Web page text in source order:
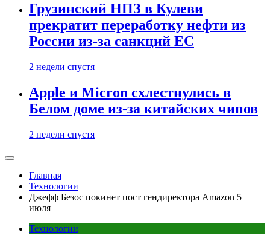
Грузинский НПЗ в Кулеви
прекратит переработку нефти из
России из-за санкций ЕС
2 недели спустя
Apple и Micron схлестнулись в
Белом доме из-за китайских чипов
2 недели спустя
Главная
Технологии
Джефф Безос покинет пост гендиректора Amazon 5
июля
Технологии